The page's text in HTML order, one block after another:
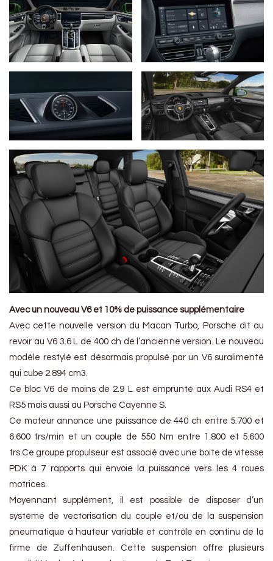
Avec un nouveau V6 et 10% de puissance supplémentaire
Avec cette nouvelle version du Macan Turbo, Porsche dit au
revoir au V6 3.6 L de 400 ch de l’ancienne version. Le nouveau
modèle restylé est désormais propulsé par un V6 suralimenté
qui cube 2.894 cm3.
Ce bloc V6 de moins de 2.9 L est emprunté aux Audi RS4 et
RS5 mais aussi au Porsche Cayenne S.
Ce moteur annonce une puissance de 440 ch entre 5.700 et
6.600 trs/min et un couple de 550 Nm entre 1.800 et 5.600
trs.Ce groupe propulseur est associé avec une boite de vitesse
PDK à 7 rapports qui envoie la puissance vers les 4 roues
motrices.
Moyennant supplément, il est possible de disposer d’un
système de vectorisation du couple et/ou de la suspension
pneumatique à hauteur variable et contrôle en continu de la
firme de Zuffenhausen. Cette suspension offre plusieurs